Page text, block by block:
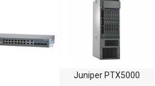
Juniper PTX5000